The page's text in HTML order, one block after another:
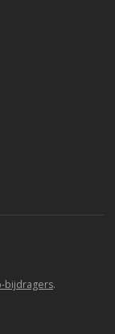
bijdragers.